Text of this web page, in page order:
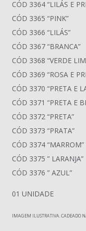
CÓD 3364 “LILÁS E
CÓD 3365 “PINK”
CÓD 3366 “LILÁS”
CÓD 3367 “BRANCA”
CÓD 3368 “VERDE
CÓD 3369 “ROSA E
CÓD 3370 “PRETA E
CÓD 3371 “PRETA E
CÓD 3372 “PRETA”
CÓD 3373 “PRATA”
CÓD 3374 “MARROM”
CÓD 3375 ” LARANJA”
CÓD 3376 ” AZUL”
01 UNIDADE
IMAGEM ILUSTRATIVA. CADEADO